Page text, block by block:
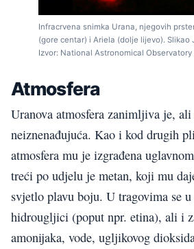
Infracrvena snimka Urana, njegovih
(gore centar) i Ariela (dolje lijevo).
Izvor: National Astronomical
Atmosfera
Uranova atmosfera zanimljiva je,
neiznenađujuća. Kao i kod drugih
atmosfera mu je izgrađena
treći po udjelu je metan, koji mu
svjetlo plavu boju. U tragovima se
hidrougljici (poput npr. etina), ali i
amonijaka, vode, ugljikovog